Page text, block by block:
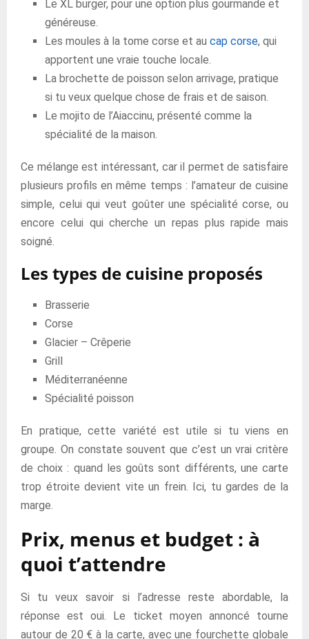
Le XL burger, pour une option plus gourmande et
généreuse.
Les moules à la tome corse et au cap corse, qui
apportent une vraie touche locale.
La brochette de poisson selon arrivage, pratique
si tu veux quelque chose de frais et de saison.
Le mojito de l’Aiaccinu, présenté comme la
spécialité de la maison.
Ce mélange est intéressant, car il permet de satisfaire
plusieurs profils en même temps : l’amateur de cuisine
simple, celui qui veut goûter une spécialité corse, ou
encore celui qui cherche un repas plus rapide mais
soigné.
Les types de cuisine proposés
Brasserie
Corse
Glacier – Crêperie
Grill
Méditerranéenne
Spécialité poisson
En pratique, cette variété est utile si tu viens en
groupe. On constate souvent que c’est un vrai critère
de choix : quand les goûts sont différents, une carte
trop étroite devient vite un frein. Ici, tu gardes de la
marge.
Prix, menus et budget : à
quoi t’attendre
Si tu veux savoir si l’adresse reste abordable, la
réponse est oui. Le ticket moyen annoncé tourne
autour de 20 € à la carte, avec une fourchette globale